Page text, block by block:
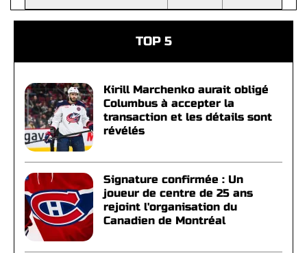
TOP 5
Kirill Marchenko aurait obligé
Columbus à accepter la
transaction et les détails sont
révélés
Signature confirmée : Un
joueur de centre de 25 ans
rejoint l'organisation du
Canadien de Montréal